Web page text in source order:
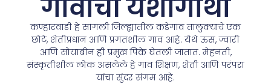
गावाची यशोगाथा
कण्हारवाडी हे सांगली जिल्ह्यातील कडेगाव तालुक्याचे एक
छोटे, शेतीप्रधान आणि प्रगतशील गाव आहे. येथे ऊस, ज्वारी
आणि सोयाबीन ही प्रमुख पिके घेतली जातात. मेहनती,
संस्कृतीशील लोक असलेले हे गाव शिक्षण, शेती आणि परंपरा
यांचा सुंदर संगम आहे.